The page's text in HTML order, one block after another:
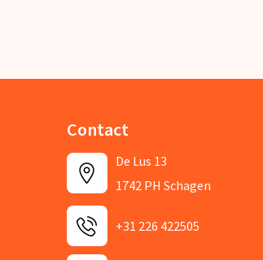
Contact
De Lus 13
1742 PH Schagen
+31 226 422505